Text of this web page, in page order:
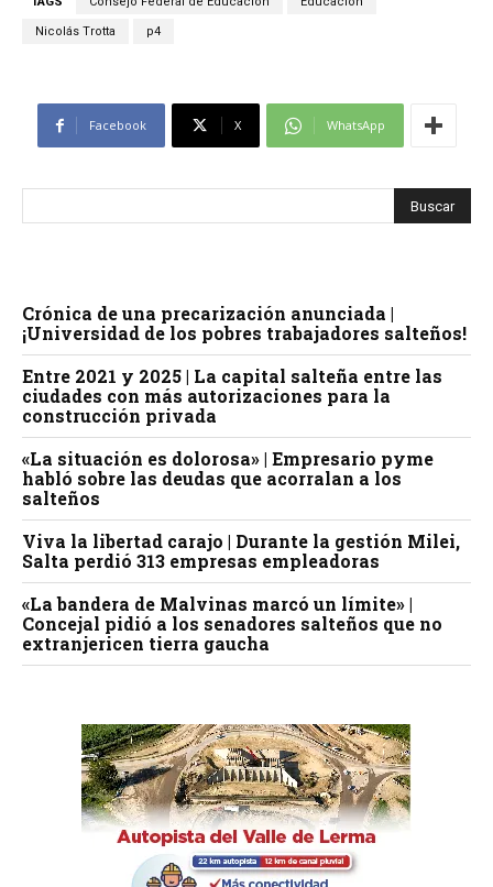
Nicolás Trotta p4
Facebook X WhatsApp
Crónica de una precarización anunciada |
¡Universidad de los pobres trabajadores salteños!
Entre 2021 y 2025 | La capital salteña entre las
ciudades con más autorizaciones para la
construcción privada
«La situación es dolorosa» | Empresario pyme
habló sobre las deudas que acorralan a los
salteños
Viva la libertad carajo | Durante la gestión Milei,
Salta perdió 313 empresas empleadoras
«La bandera de Malvinas marcó un límite» |
Concejal pidió a los senadores salteños que no
extranjericen tierra gaucha